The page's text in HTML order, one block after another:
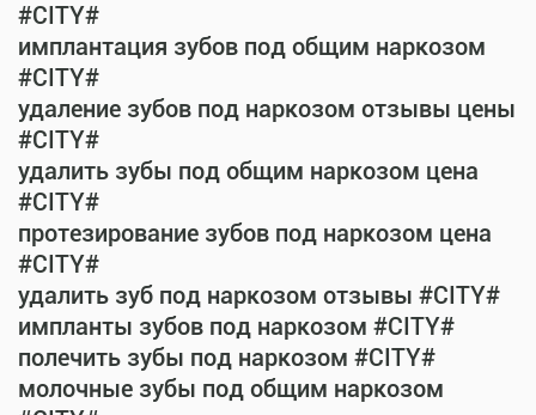
#CITY#
имплантация зубов под общим наркозом
#CITY#
удаление зубов под наркозом отзывы цены
#CITY#
удалить зубы под общим наркозом цена
#CITY#
протезирование зубов под наркозом цена
#CITY#
удалить зуб под наркозом отзывы #CITY#
импланты зубов под наркозом #CITY#
полечить зубы под наркозом #CITY#
молочные зубы под общим наркозом